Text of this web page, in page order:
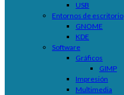
USB
Entornos de escritorio
GNOME
KDE
Software
Gráficos
GIMP
Impresión
Multimedia